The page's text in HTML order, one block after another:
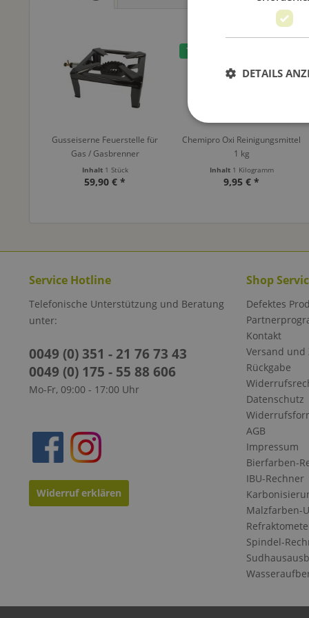
Gusseiserne Feuerstelle für
Gas / Gasbrenner
Inhalt 1 Stück
59,90 € *
TIPP!
Chemipro Oxi Reinigungsmittel
1 kg
Inhalt 1 Kilogramm
9,95 € *
Service Hotline
Telefonische Unterstützung und Beratung
unter:
0049 (0) 351 - 21 76 73 43
0049 (0) 175 - 55 88 606
Mo-Fr, 09:00 - 17:00 Uhr
Widerruf erklären
Shop
Defektes
Kontakt
Versand und
Rückgabe
Datenschutz
AGB
Impressum
Bierfarben-
IBU-Rechner
Malzfarben-
Spindel-
DETAILS